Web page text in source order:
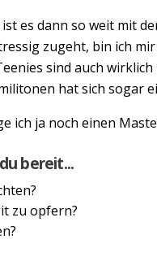
es dann so weit mit
zugeht, bin ich
sind auch
hat sich sogar
ich ja noch einen
bereit...
zu opfern?